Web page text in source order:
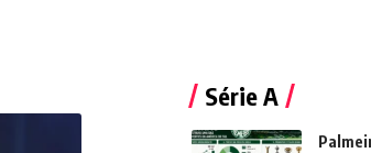
Série A